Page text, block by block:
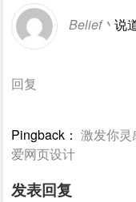
Belief丶说
回复
Pingback：激发你
爱网页设计
发表回复